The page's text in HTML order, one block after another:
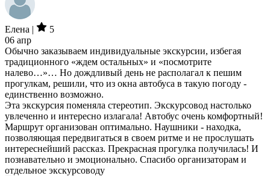
Елена |
5
06 апр
Обычно заказываем индивидуальные экскурсии, избегая
традиционного «ждем остальных» и «посмотрите
налево…»… Но дождливый день не располагал к пешим
прогулкам, решили, что из окна автобуса в такую погоду -
единственно возможно.
Эта экскурсия поменяла стереотип. Экскурсовод настолько
увлеченно и интересно излагала! Автобус очень комфортный!
Маршрут организован оптимально. Наушники - находка,
позволяющая передвигаться в своем ритме и не прослушать
интереснейший рассказ. Прекрасная прогулка получилась! И
познавательно и эмоционально. Спасибо организаторам и
отдельное экскурсоводу